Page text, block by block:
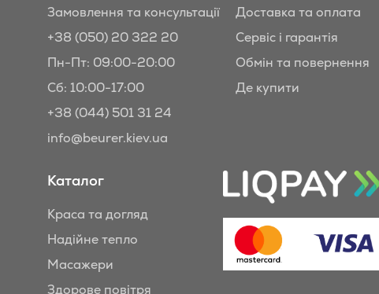
Замовлення та консультації
+38 (050) 20 322 20
Пн-Пт: 09:00-20:00
Сб: 10:00-17:00
+38 (044) 501 31 24
info@beurer.kiev.ua
Доставка та оплата
Сервіс і гарантія
Обмін та повернення
Де купити
Каталог
Краса та догляд
Надійне тепло
Масажери
Здорове повітря